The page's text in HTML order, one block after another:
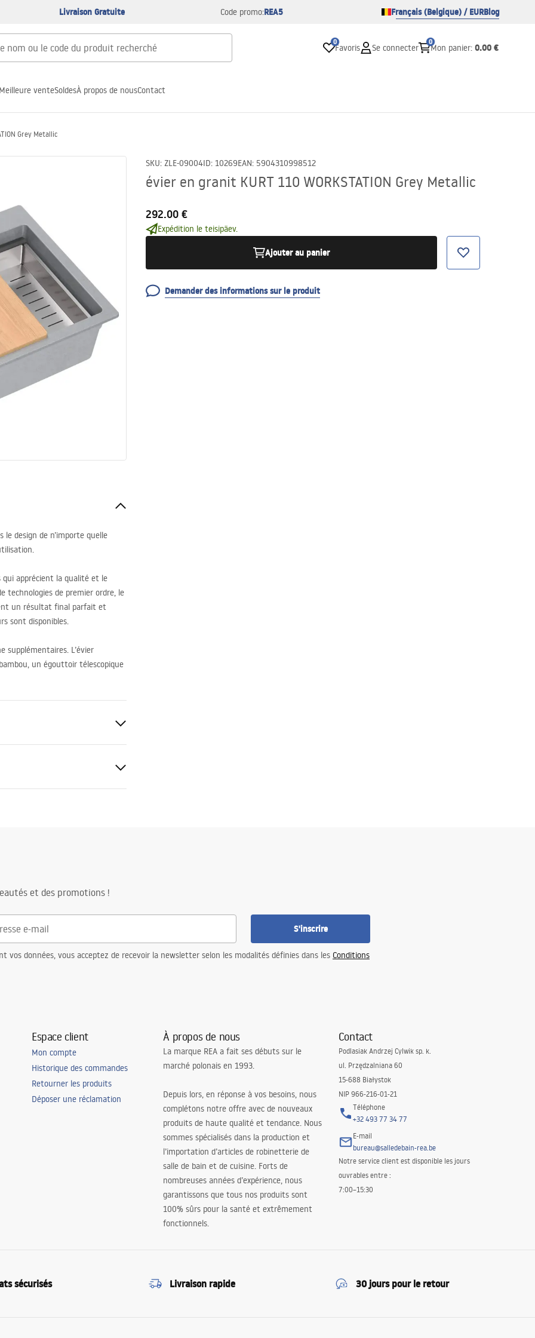
Livraison Gratuite Code promo:REA5 Français (Belgique) / EURBlog
0
Favoris Se connecter
0
Mon panier: 0.00 €
Meilleure venteSoldesÀ propos de nousContact
Grey Metallic
SKU: ZLE-09004ID: 10269EAN: 5904310998512
évier en granit KURT 110 WORKSTATION Grey Metallic
292.00 €
Expédition le teisipäev.
Ajouter au panier
Demander des informations sur le produit
design de n’importe quelle
qui apprécient la qualité et le
technologies de premier ordre, le
un résultat final parfait et
sont disponibles.
supplémentaires. L’évier
un égouttoir télescopique
siphon filtre, crochets de
bamboo board, drainer
crépine
pour le lave-vaisselle
et des promotions !
S'inscrire
vos données, vous acceptez de recevoir la newsletter selon les modalités définies dans les Conditions
Espace client
Mon compte
Historique des commandes
Retourner les produits
Déposer une réclamation
À propos de nous
La marque REA a fait ses débuts sur le
marché polonais en 1993.
Depuis lors, en réponse à vos besoins, nous
complétons notre offre avec de nouveaux
produits de haute qualité et tendance. Nous
sommes spécialisés dans la production et
l’importation d’articles de robinetterie de
salle de bain et de cuisine. Forts de
nombreuses années d’expérience, nous
garantissons que tous nos produits sont
100% sûrs pour la santé et extrêmement
fonctionnels.
Contact
Podlasiak Andrzej Cylwik sp. k.
ul. Przędzalniana 60
15-688 Białystok
NIP 966-216-01-21
Téléphone
+32 493 77 34 77
E-mail
bureau@salledebain-rea.be
Notre service client est disponible les jours
ouvrables entre :
7:00–15:30
sécurisés Livraison rapide 30 jours pour le retour